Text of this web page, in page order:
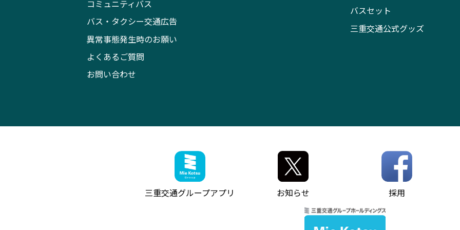
コミュニティバス
バス・タクシー交通広告
異常事態発生時のお願い
よくあるご質問
お問い合わせ
バスセット
三重交通公式グッズ
三重交通グループアプリ お知らせ 採用